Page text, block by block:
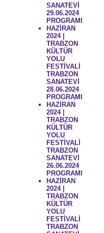
SANATEVİ
29.06.2024
PROGRAMI
HAZİRAN
2024 |
TRABZON
KÜLTÜR
YOLU
FESTİVALİ
TRABZON
SANATEVİ
28.06.2024
PROGRAMI
HAZİRAN
2024 |
TRABZON
KÜLTÜR
YOLU
FESTİVALİ
TRABZON
SANATEVİ
26.06.2024
PROGRAMI
HAZİRAN
2024 |
TRABZON
KÜLTÜR
YOLU
FESTİVALİ
TRABZON